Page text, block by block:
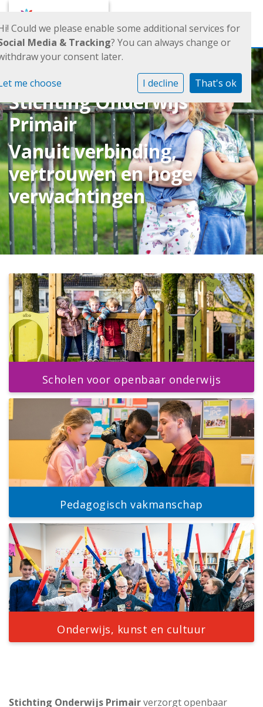
Stichting Onderwijs
Primair
Vanuit verbinding,
vertrouwen en hoge
verwachtingen
Scholen voor openbaar onderwijs
Pedagogisch vakmanschap
Onderwijs, kunst en cultuur
Stichting Onderwijs Primairverzorgt openbaar
Could we please enable some additional services for
Media & Tracking? You can always change or
your consent later.
me choose I decline That's ok